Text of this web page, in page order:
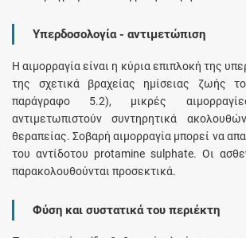
Υπερδοσολογία - αντιμετώπιση
Η αιμορραγία είναι η κύρια επιπλοκή της
της σχετικά βραχείας ημίσειας ζωής
παράγραφο 5.2), μικρές
αντιμετωπιστούν συντηρητικά
θεραπείας. Σοβαρή αιμορραγία μπορεί να
του αντίδοτου protamine sulphate. Οι
παρακολουθούνται προσεκτικά.
Φύση και συστατικά του περιέκτη